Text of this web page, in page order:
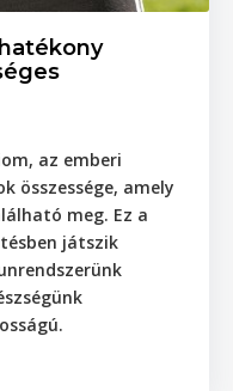
az emberi
összessége, amely
meg. Ez a
játszik